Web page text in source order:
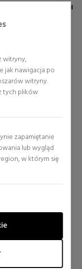
witryny,
jak nawigacja po
witryny.
tych plików
zapamiętanie
lub wygląd
w którym się
się z
anonimowo.
śledzenia
MIRTO DI
165,00 €
15 rewizje